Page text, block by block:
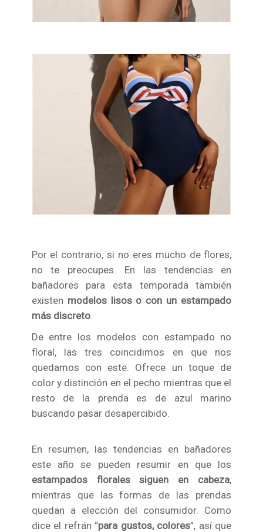
Por el contrario, si no eres mucho de flores,
no te preocupes. En las tendencias en
bañadores para esta temporada también
existen modelos lisos o con un estampado
más discreto.
De entre los modelos con estampado no
floral, las tres coincidimos en que nos
quedamos con este. Ofrece un toque de
color y distinción en el pecho mientras que el
resto de la prenda es de azul marino
buscando pasar desapercibido.
En resumen, las tendencias en bañadores
este año se pueden resumir en que los
estampados florales siguen en cabeza,
mientras que las formas de las prendas
quedan a elección del consumidor. Como
dice el refrán “para gustos, colores”, así que